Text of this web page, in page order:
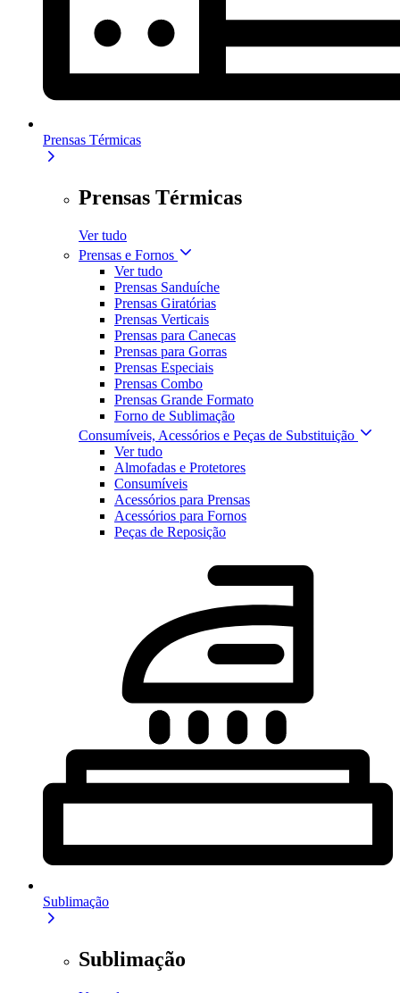
Prensas Térmicas
Prensas Térmicas
Ver tudo
Prensas e Fornos
Ver tudo
Prensas Sanduíche
Prensas Giratórias
Prensas Verticais
Prensas para Canecas
Prensas para Gorras
Prensas Especiais
Prensas Combo
Prensas Grande Formato
Forno de Sublimação
Consumíveis, Acessórios e Peças de Substituição
Ver tudo
Almofadas e Protetores
Consumíveis
Acessórios para Prensas
Acessórios para Fornos
Peças de Reposição
Sublimação
Sublimação